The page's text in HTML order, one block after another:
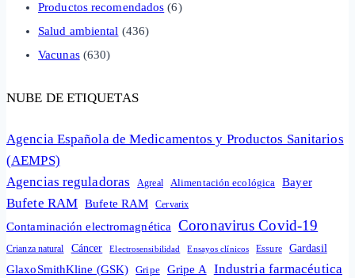
Productos recomendados (6)
Salud ambiental (436)
Vacunas(630)
NUBE DE ETIQUETAS
Agencia Española de Medicamentos y Productos Sanitarios
(AEMPS)
Agencias reguladoras
Agreal Alimentación ecológica Bayer
Bufete RAM Bufete RAM Cervarix
Contaminación electromagnética Coronavirus Covid-19
Crianza natural Cáncer Electrosensibilidad Ensayos clínicos Essure Gardasil
GlaxoSmithKline (GSK) Gripe Gripe A Industria farmacéutica